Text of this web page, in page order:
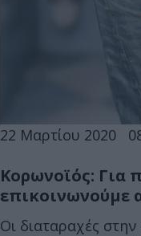
22 Μαρτίου 2020
Κορωνοϊός: Για
επικοινωνούμε
Οι διαταραχές